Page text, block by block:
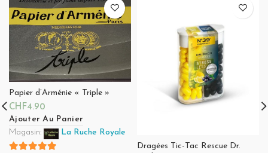
Papier d’Arménie « Triple »
CHF4.90
Ajouter Au Panier
Magasin:
La Ruche Royale
Dragées Tic-Tac Rescue Dr.